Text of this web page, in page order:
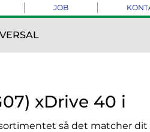
JOB
xDrive 40 i
så det matcher